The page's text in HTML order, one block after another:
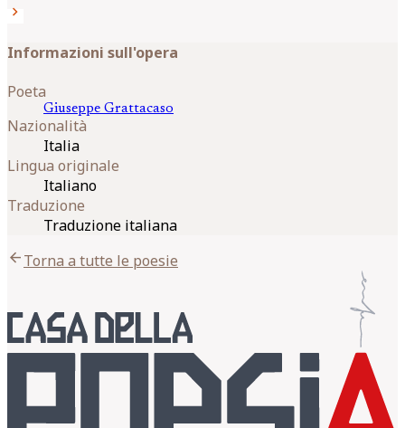
chevron_right
Informazioni sull'opera
Poeta
Giuseppe Grattacaso
Nazionalità
Italia
Lingua originale
Italiano
Traduzione
Traduzione italiana
arrow_backTorna a tutte le poesie